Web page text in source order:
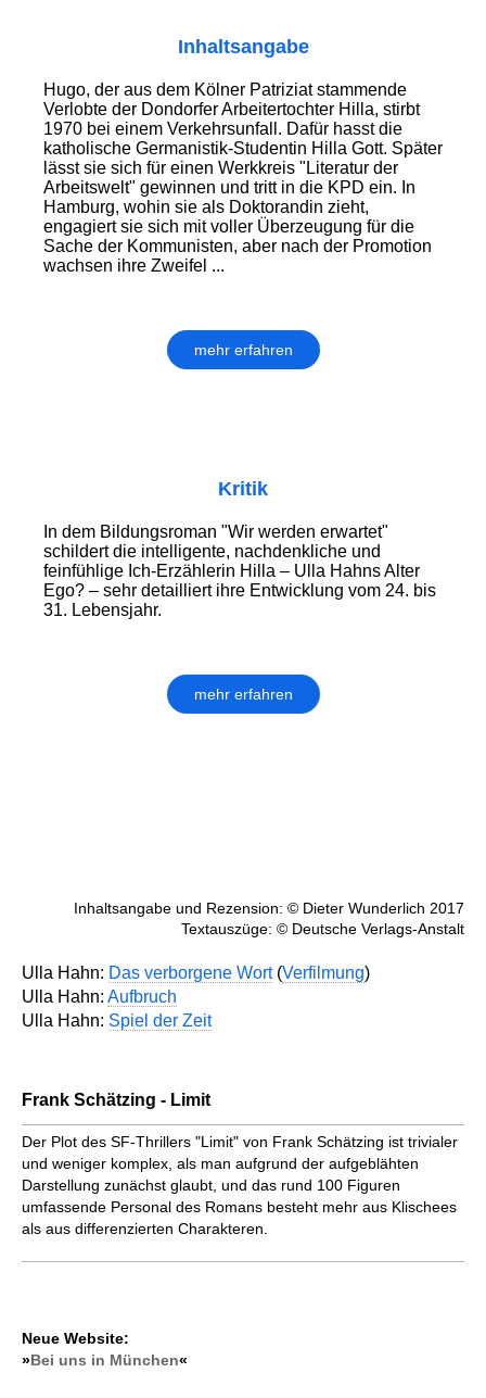
Inhaltsangabe
Hugo, der aus dem Kölner Patriziat stam­mende
Verlobte der Dondorfer Arbeiter­tochter Hilla, stirbt
1970 bei einem Ver­kehrs­unfall. Dafür hasst die
katholische Germanistik-Studentin Hilla Gott. Später
lässt sie sich für einen Werkkreis "Literatur der
Arbeitswelt" gewinnen und tritt in die KPD ein. In
Hamburg, wohin sie als Doktorandin zieht,
engagiert sie sich mit voller Überzeugung für die
Sache der Kommunisten, aber nach der Promotion
wachsen ihre Zweifel ...
mehr erfahren
Kritik
In dem Bildungsroman "Wir werden erwartet"
schildert die intelligente, nachdenkliche und
feinfühlige Ich-Erzählerin Hilla – Ulla Hahns Alter
Ego? – sehr detailliert ihre Entwicklung vom 24. bis
31. Lebensjahr.
mehr erfahren
Inhaltsangabe und Rezension: © Dieter Wunderlich 2017
Textauszüge: © Deutsche Verlags-Anstalt
Ulla Hahn: Das verborgene Wort(Verfilmung)
Ulla Hahn: Aufbruch
Ulla Hahn: Spiel der Zeit
Frank Schätzing - Limit
Der Plot des SF-Thrillers "Limit" von Frank Schätzing ist trivialer
und weniger komplex, als man aufgrund der aufgeblähten
Darstellung zunächst glaubt, und das rund 100 Figuren
umfassende Personal des Romans besteht mehr aus Klischees
als aus differenzierten Charakteren.
Neue Website:
»Bei uns in München«